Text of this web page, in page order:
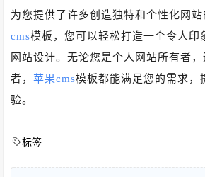
为您提供了许多创造独特和个性化网
cms模板，您可以轻松打造一个令人印
网站设计。无论您是个人网站所有者
者，苹果cms模板都能满足您的需求，
验。
标签